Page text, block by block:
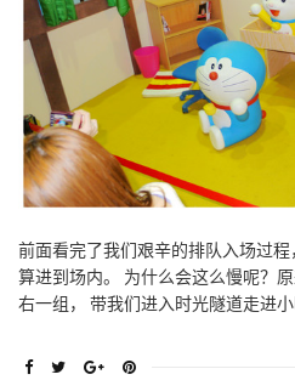
前面看完了我们艰辛的排队入场过
算进到场内。 为什么会这么慢呢？
右一组， 带我们进入时光隧道走进小